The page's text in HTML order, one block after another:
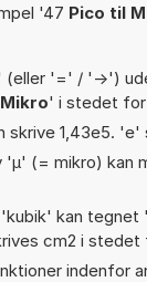
'47 Pico til
'=' / '->')
' i stedet
skrive 1,43e5.
(= mikro) kan
kan tegnet
cm2 i stedet
indenfor